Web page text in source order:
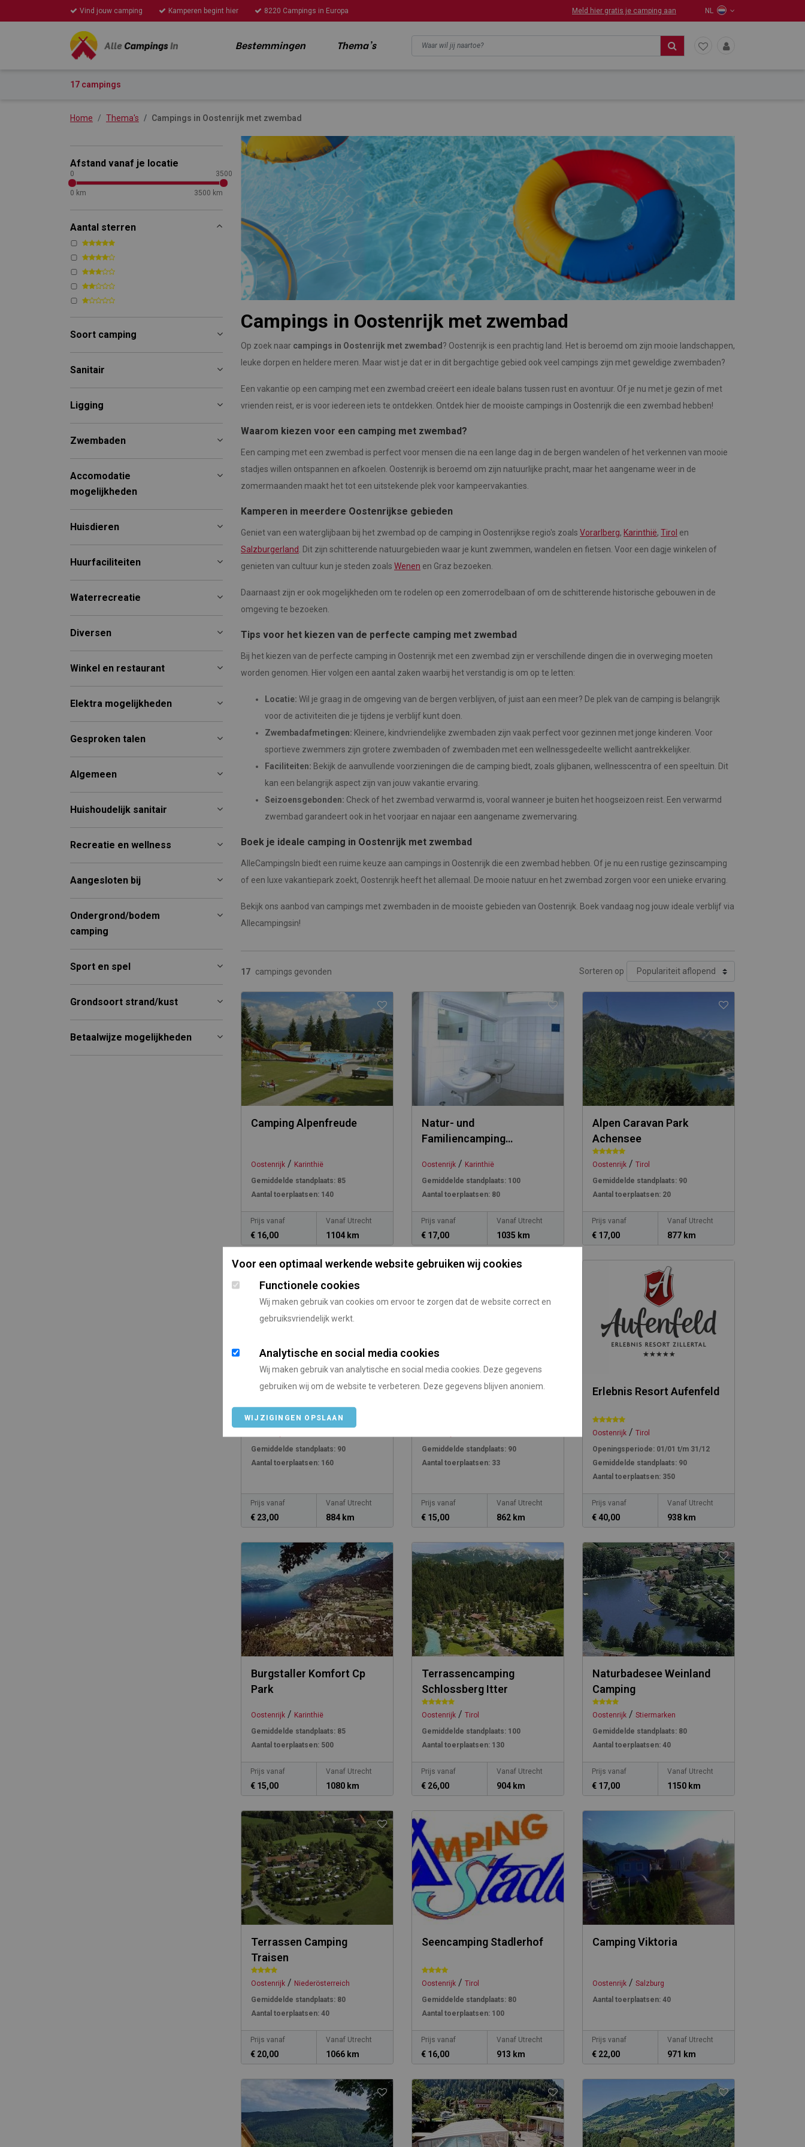
Voor een optimaal werkende website gebruiken wij cookies
Functionele cookies
Wij maken gebruik van cookies om ervoor te zorgen dat de website correct en
gebruiksvriendelijk werkt.
Analytische en social media cookies
Wij maken gebruik van analytische en social media cookies. Deze gegevens
gebruiken wij om de website te verbeteren. Deze gegevens blijven anoniem.
WIJZIGINGEN OPSLAAN
Vind jouw camping Kamperen begint hier 8220 Campings in Europa Meld hier gratis je camping aan NL
Bestemmingen Thema's
17 campings
Home Thema's Campings in Oostenrijk met zwembad
Campings in Oostenrijk met zwembad
Op zoek naar campings in Oostenrijk met zwembad ? Oostenrijk is een prachtig land. Het is beroemd om zijn mooie landschappen,
leuke dorpen en heldere meren. Maar wist je dat er in dit bergachtige gebied ook veel campings zijn met geweldige zwembaden?
Een vakantie op een camping met een zwembad creëert een ideale balans tussen rust en avontuur. Of je nu met je gezin of met
vrienden reist, er is voor iedereen iets te ontdekken. Ontdek hier de mooiste campings in Oostenrijk die een zwembad hebben!
Waarom kiezen voor een camping met zwembad?
Een camping met een zwembad is perfect voor mensen die na een lange dag in de bergen wandelen of het verkennen van mooie
stadjes willen ontspannen en afkoelen. Oostenrijk is beroemd om zijn natuurlijke pracht, maar het aangename weer in de
zomermaanden maakt het tot een uitstekende plek voor kampeervakanties.
Kamperen in meerdere Oostenrijkse gebieden
Geniet van een waterglijbaan bij het zwembad op de camping in Oostenrijkse regio's zoals Vorarlberg, Karinthië, Tirol en
Salzburgerland
. Dit zijn schitterende natuurgebieden waar je kunt zwemmen, wandelen en fietsen. Voor een dagje winkelen of
genieten van cultuur kun je steden zoals Wenen en Graz bezoeken.
Daarnaast zijn er ook mogelijkheden om te rodelen op een zomerrodelbaan of om de schitterende historische gebouwen in de
omgeving te bezoeken.
Tips voor het kiezen van de perfecte camping met zwembad
Bij het kiezen van de perfecte camping in Oostenrijk met een zwembad zijn er verschillende dingen die in overweging moeten
worden genomen. Hier volgen een aantal zaken waarbij het verstandig is om op te letten:
Locatie: Wil je graag in de omgeving van de bergen verblijven, of juist aan een meer? De plek van de camping is belangrijk
voor de activiteiten die je tijdens je verblijf kunt doen.
Zwembadafmetingen: Kleinere, kindvriendelijke zwembaden zijn vaak perfect voor gezinnen met jonge kinderen. Voor
sportieve zwemmers zijn grotere zwembaden of zwembaden met een wellnessgedeelte wellicht aantrekkelijker.
Faciliteiten: Bekijk de aanvullende voorzieningen die de camping biedt, zoals glijbanen, wellnesscentra of een speeltuin. Dit
kan een belangrijk aspect zijn van jouw vakantie ervaring.
Seizoensgebonden: Check of het zwembad verwarmd is, vooral wanneer je buiten het hoogseizoen reist. Een verwarmd
zwembad garandeert ook in het voorjaar en najaar een aangename zwemervaring.
Boek je ideale camping in Oostenrijk met zwembad
AlleCampingsIn biedt een ruime keuze aan campings in Oostenrijk die een zwembad hebben. Of je nu een rustige gezinscamping
of een luxe vakantiepark zoekt, Oostenrijk heeft het allemaal. De mooie natuur en het zwembad zorgen voor een unieke ervaring.
Bekijk ons aanbod van campings met zwembaden in de mooiste gebieden van Oostenrijk. Boek vandaag nog jouw ideale verblijf via
Allecampingsin!
17 campings gevonden Sorteren op
Camping Alpenfreude
Oostenrijk / Karinthië
Gemiddelde standplaats: 85
Aantal toerplaatsen: 140
Prijs vanaf
€ 16,00
Vanaf Utrecht
1104 km
Natur- und
Familiencamping
Oostenrijk/ Karinthië
Gemiddelde standplaats:100
Aantal toerplaatsen:80
Prijs vanaf
€ 17,00
Vanaf Utrecht
1035 km
Alpen Caravan Park
Achensee
Oostenrijk/ Tirol
Gemiddelde standplaats:90
Aantal toerplaatsen:20
Prijs vanaf
€ 17,00
Vanaf Utrecht
877 km
Camping Otztal
Längenfeld
Gemiddelde standplaats: 90
Aantal toerplaatsen: 160
Prijs vanaf
€ 23,00
Vanaf Utrecht
884 km
Mountain Camp Pitztal
Gemiddelde standplaats:90
Aantal toerplaatsen:33
Prijs vanaf
€ 15,00
Vanaf Utrecht
862 km
Erlebnis Resort Aufenfeld
Oostenrijk/ Tirol
Openingsperiode:01/01 t/m 31/12
Gemiddelde standplaats:90
Aantal toerplaatsen:350
Prijs vanaf
€ 40,00
Vanaf Utrecht
938 km
Burgstaller Komfort Cp
Park
Oostenrijk / Karinthië
Gemiddelde standplaats: 85
Aantal toerplaatsen: 500
Prijs vanaf
€ 15,00
Vanaf Utrecht
1080 km
Terrassencamping
Schlossberg Itter
Oostenrijk/ Tirol
Gemiddelde standplaats:100
Aantal toerplaatsen:130
Prijs vanaf
€ 26,00
Vanaf Utrecht
904 km
Naturbadesee Weinland
Camping
Oostenrijk/ Stiermarken
Gemiddelde standplaats:80
Aantal toerplaatsen:40
Prijs vanaf
€ 17,00
Vanaf Utrecht
1150 km
Terrassen Camping
Traisen
Oostenrijk / Niederösterreich
Gemiddelde standplaats: 80
Aantal toerplaatsen: 40
Prijs vanaf
€ 20,00
Vanaf Utrecht
1066 km
Seencamping Stadlerhof
Oostenrijk/ Tirol
Gemiddelde standplaats:80
Aantal toerplaatsen:100
Prijs vanaf
€ 16,00
Vanaf Utrecht
913 km
Camping Viktoria
Oostenrijk/ Salzburg
Aantal toerplaatsen:40
Prijs vanaf
€ 22,00
Vanaf Utrecht
971 km
Afstand vanaf je locatie
0 3500
0 km 3500 km
Aantal sterren
Soort camping
Sanitair
Ligging
Zwembaden
Accomodatie
mogelijkheden
Huisdieren
Huurfaciliteiten
Waterrecreatie
Diversen
Winkel en restaurant
Elektra mogelijkheden
Gesproken talen
Algemeen
Huishoudelijk sanitair
Recreatie en wellness
Aangesloten bij
Ondergrond/bodem
camping
Sport en spel
Grondsoort strand/kust
Betaalwijze mogelijkheden